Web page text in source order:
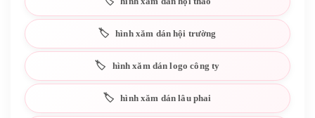
hình xăm dán hội trường
hình xăm dán logo công ty
hình xăm dán lâu phai